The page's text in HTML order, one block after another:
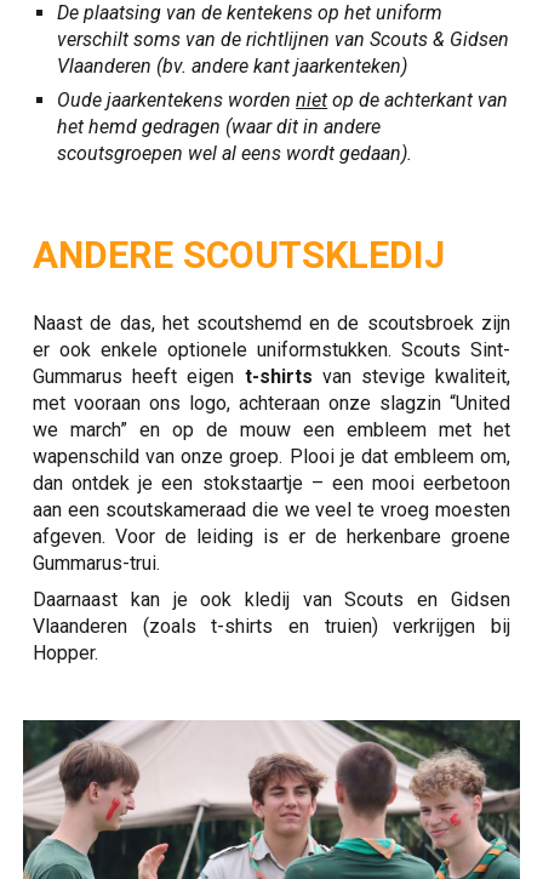
De plaatsing van de kentekens op het uniform
verschilt soms van de richtlijnen van Scouts & Gidsen
Vlaanderen (bv. andere kant jaarkenteken)
Oude jaarkentekens wordenniet op de achterkant van
het hemd gedragen (waar dit in andere
scoutsgroepen wel al eens wordt gedaan).
ANDERE SCOUTSKLEDIJ
Naast de das, het scoutshemd en de scoutsbroek zijn
er ook enkele optionele uniformstukken. Scouts Sint-
Gummarus heeft eigen t-shirts van stevige kwaliteit,
met vooraan ons logo, achteraan onze slagzin “United
we march” en op de mouw een embleem met het
wapenschild van onze groep. Plooi je dat embleem om,
dan ontdek je een stokstaartje – een mooi eerbetoon
aan een scoutskameraad die we veel te vroeg moesten
afgeven. Voor de leiding is er de herkenbare groene
Gummarus-trui.
Daarnaast kan je ook kledij van Scouts en Gidsen
Vlaanderen (zoals t-shirts en truien) verkrijgen bij
Hopper.